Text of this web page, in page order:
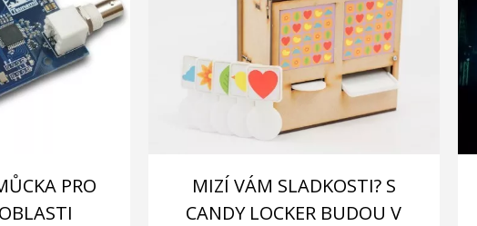
PRO
MIZÍ VÁM SLADKOSTI? S
CANDY LOCKER BUDOU V